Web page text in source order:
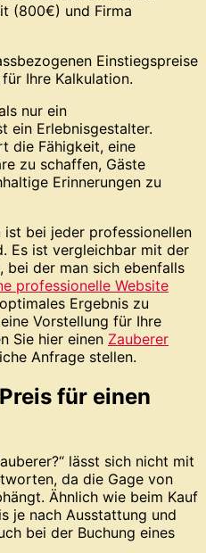
Einstiegspreise
Ihre Kalkulation.
nur ein
ein Erlebnisgestalter.
die Fähigkeit, eine
zu schaffen, Gäste
Erinnerungen zu
ist bei jeder professionellen
Es ist vergleichbar mit der
bei der man sich ebenfalls
professionelle Website
Ergebnis zu
Vorstellung für Ihre
Sie hier einen Zauberer
Anfrage stellen.
für einen
lässt sich nicht mit
da die Gage von
Ähnlich wie beim Kauf
je nach Ausstattung und
bei der Buchung eines